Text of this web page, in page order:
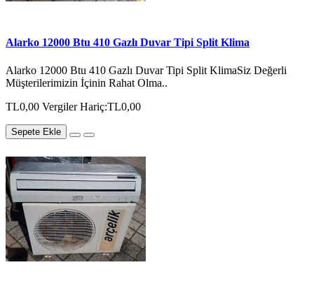
Alarko 12000 Btu 410 Gazlı Duvar Tipi Split Klima
Alarko 12000 Btu 410 Gazlı Duvar Tipi Split KlimaSiz Değerli
Müşterilerimizin İçinin Rahat Olma..
TL0,00 Vergiler Hariç:TL0,00
Sepete Ekle